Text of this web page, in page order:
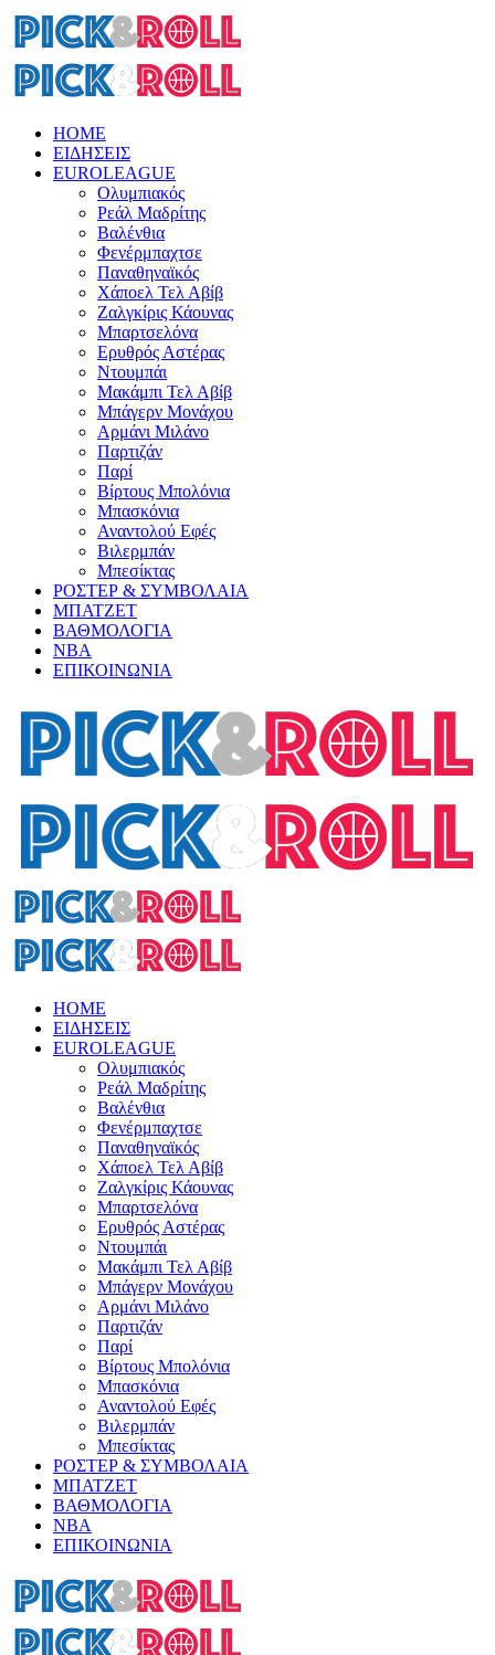
HOME
ΕΙΔΗΣΕΙΣ
EUROLEAGUE
Ολυμπιακός
Ρεάλ Μαδρίτης
Βαλένθια
Φενέρμπαχτσε
Παναθηναϊκός
Χάποελ Τελ Αβίβ
Ζαλγκίρις Κάουνας
Μπαρτσελόνα
Ερυθρός Αστέρας
Ντουμπάι
Μακάμπι Τελ Αβίβ
Μπάγερν Μονάχου
Αρμάνι Μιλάνο
Παρτιζάν
Παρί
Βίρτους Μπολόνια
Μπασκόνια
Αναντολού Εφές
Βιλερμπάν
Μπεσίκτας
ΡΟΣΤΕΡ & ΣΥΜΒΟΛΑΙΑ
ΜΠΑΤΖΕΤ
ΒΑΘΜΟΛΟΓΙΑ
ΝΒΑ
ΕΠΙΚΟΙΝΩΝΙΑ
HOME
ΕΙΔΗΣΕΙΣ
EUROLEAGUE
Ολυμπιακός
Ρεάλ Μαδρίτης
Βαλένθια
Φενέρμπαχτσε
Παναθηναϊκός
Χάποελ Τελ Αβίβ
Ζαλγκίρις Κάουνας
Μπαρτσελόνα
Ερυθρός Αστέρας
Ντουμπάι
Μακάμπι Τελ Αβίβ
Μπάγερν Μονάχου
Αρμάνι Μιλάνο
Παρτιζάν
Παρί
Βίρτους Μπολόνια
Μπασκόνια
Αναντολού Εφές
Βιλερμπάν
Μπεσίκτας
ΡΟΣΤΕΡ & ΣΥΜΒΟΛΑΙΑ
ΜΠΑΤΖΕΤ
ΒΑΘΜΟΛΟΓΙΑ
ΝΒΑ
ΕΠΙΚΟΙΝΩΝΙΑ